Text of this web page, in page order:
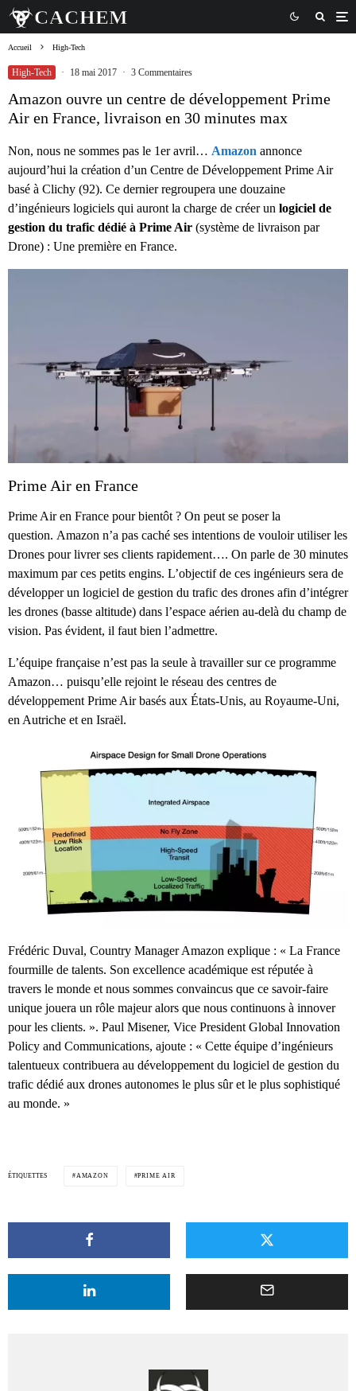
Accueil High-Tech
High-Tech · 18 mai 2017 · 3 Commentaires
Amazon ouvre un centre de développement Prime
Air en France, livraison en 30 minutes max
Non, nous ne sommes pas le 1er avril… Amazon annonce
aujourd’hui la création d’un Centre de Développement Prime Air
basé à Clichy (92). Ce dernier regroupera une douzaine
d’ingénieurs logiciels qui auront la charge de créer un logiciel de
gestion du trafic dédié à Prime Air (système de livraison par
Drone) : Une première en France.
Prime Air en France
Prime Air en France pour bientôt ? On peut se poser la
question. Amazon n’a pas caché ses intentions de vouloir utiliser les
Drones pour livrer ses clients rapidement…. On parle de 30 minutes
maximum par ces petits engins. L’objectif de ces ingénieurs sera de
développer un logiciel de gestion du trafic des drones afin d’intégrer
les drones (basse altitude) dans l’espace aérien au-delà du champ de
vision. Pas évident, il faut bien l’admettre.
L’équipe française n’est pas la seule à travailler sur ce programme
Amazon… puisqu’elle rejoint le réseau des centres de
développement Prime Air basés aux États-Unis, au Royaume-Uni,
en Autriche et en Israël.
Frédéric Duval, Country Manager Amazon explique : « La France
fourmille de talents. Son excellence académique est réputée à
travers le monde et nous sommes convaincus que ce savoir-faire
unique jouera un rôle majeur alors que nous continuons à innover
pour les clients. ». Paul Misener, Vice President Global Innovation
Policy and Communications, ajoute : « Cette équipe d’ingénieurs
talentueux contribuera au développement du logiciel de gestion du
trafic dédié aux drones autonomes le plus sûr et le plus sophistiqué
au monde. »
ÉTIQUETTES AMAZON PRIME AIR